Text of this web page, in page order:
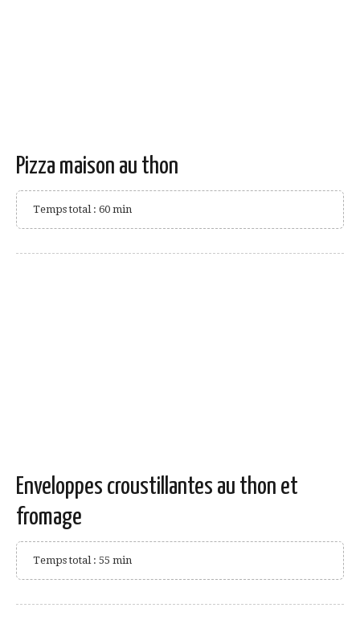
Pizza maison au thon
Temps total : 60 min
Enveloppes croustillantes au thon et
fromage
Temps total : 55 min